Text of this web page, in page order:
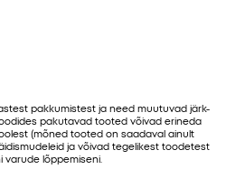
pakkumistest ja need muutuvad järk-
pakutavad tooted võivad erineda
(mõned tooted on saadaval ainult
ja võivad tegelikest toodetest
varude lõppemiseni.